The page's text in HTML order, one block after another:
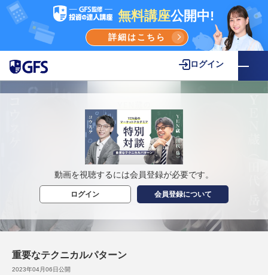
無料講座公開中!
詳細はこちら
ログイン
動画を視聴するには会員登録が必要です。
ログイン 会員登録について
重要なテクニカルパターン
2023年04月06日公開